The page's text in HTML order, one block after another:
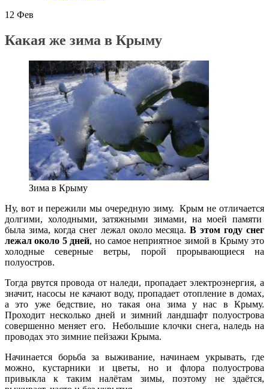
12 Фев
Какая же зима в Крыму
Зима в Крыму
Ну, вот и пережили мы очередную зиму. Крым не отличается
долгими, холодными, затяжными зимами, на моей памяти
была зима, когда снег лежал около месяца.В этом году снег
лежал около 5 дней, но самое неприятное зимой в Крыму это
холодные северные ветры, порой прорывающиеся на
полуостров.
Тогда рвутся провода от наледи, пропадает электроэнергия, а
значит, насосы не качают воду, пропадает отопление в домах,
а это уже бедствие, но такая она зима у нас в Крыму.
Проходит несколько дней и зимний ландшафт полуострова
совершенно меняет его. Небольшие клочки снега, наледь на
проводах это зимние пейзажи Крыма.
Начинается борьба за выживание, начинаем укрывать, где
можно, кустарники и цветы, но и флора полуострова
привыкла к таким налётам зимы, поэтому не здаётся,